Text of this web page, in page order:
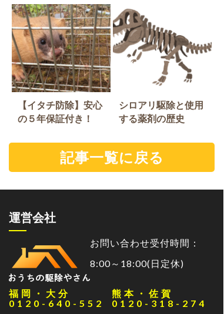
【イタチ防除】安心
の５年保証付き！
シロアリ駆除と使用
する薬剤の歴史
記事一覧に戻る
運営会社
お問い合わせ受付時間：
8:00～18:00(日定休)
福岡・大分
0120-640-552
熊本・佐賀
0120-318-274